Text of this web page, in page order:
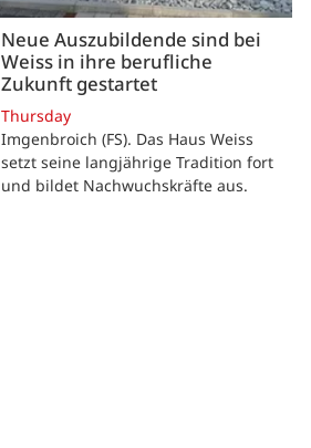
Neue Auszubildende sind bei
Weiss in ihre berufliche
Zukunft gestartet
Thursday
Imgenbroich (FS). Das Haus Weiss
setzt seine langjährige Tradition fort
und bildet Nachwuchskräfte aus.